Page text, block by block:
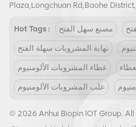
Plaza,Longchuan Rd,Baohe
Hot Tags : مصنع سهل الفتح
نهاية المشروبات سهلة الفتح
غطاء المشروبات الألومنيوم
علب المشروبات الألومنيوم
© 2026 Anhui Biopin IOT Group. All